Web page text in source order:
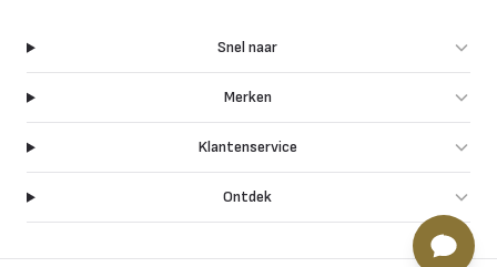
Snel naar
Merken
Klantenservice
Ontdek